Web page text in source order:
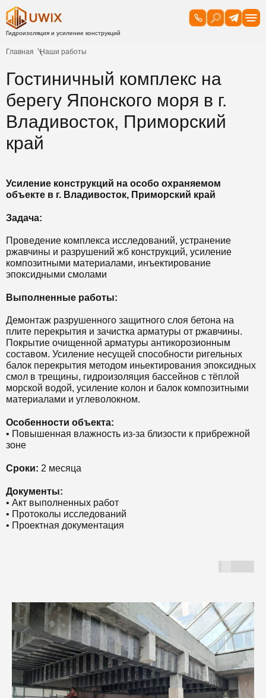
Главная Наши работы
Гостиничный комплекс на
берегу Японского моря в г.
Владивосток, Приморский
край
Усиление конструкций на особо охраняемом
объекте в г. Владивосток, Приморский край
Задача:
Проведение комплекса исследований, устранение
ржавчины и разрушений жб конструкций, усиление
композитными материалами, инъектирование
эпоксидными смолами
Выполненные работы:
Демонтаж разрушенного защитного слоя бетона на
плите перекрытия и зачистка арматуры от ржавчины.
Покрытие очищенной арматуры антикорозионным
составом. Усиление несущей способности ригельных
балок перекрытия методом иньектирования эпоксидных
смол в трещины, гидроизоляция бассейнов с тёплой
морской водой, усиление колон и балок композитными
материалами и углеволокном.
Особенности объекта:
• Повышенная влажность из-за близости к прибрежной
зоне
Сроки: 2 месяца
Документы:
• Акт выполненных работ
• Протоколы исследований
• Проектная документация